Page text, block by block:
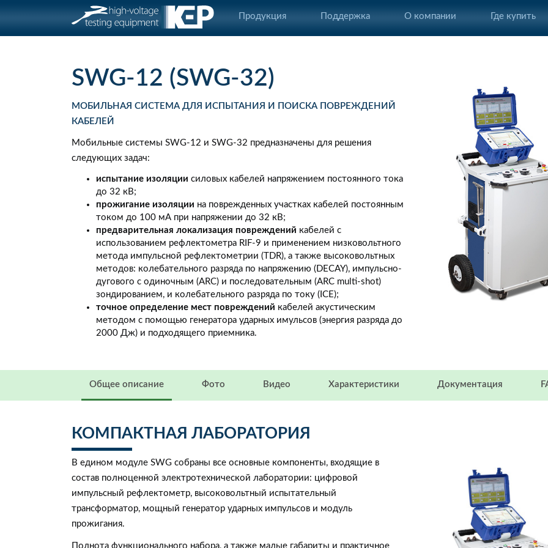
Продукция Поддержка О компании Где купить
SWG-12 (SWG-32)
МОБИЛЬНАЯ СИСТЕМА ДЛЯ ИСПЫТАНИЯ И ПОИСКА ПОВРЕЖДЕНИЙ
КАБЕЛЕЙ
Мобильные системы SWG-12 и SWG-32 предназначены для решения
следующих задач:
испытание изоляции силовых кабелей напряжением постоянного тока
до 32 кВ;
прожигание изоляции на поврежденных участках кабелей постоянным
током до 100 мА при напряжении до 32 кВ;
предварительная локализация повреждений кабелей с
использованием рефлектометра RIF-9 и применением низковольтного
метода импульсной рефлектометрии (TDR), а также высоковольтных
методов: колебательного разряда по напряжению (DECAY), импульсно-
дугового с одиночным (ARC) и последовательным (ARC multi-shot)
зондированием, и колебательного разряда по току (ICE);
точное определение мест повреждений кабелей акустическим
методом с помощью генератора ударных имульсов (энергия разряда до
2000 Дж) и подходящего приемника.
Общее описание Фото Видео Характеристики Документация
КОМПАКТНАЯ ЛАБОРАТОРИЯ
В едином модуле SWG собраны все основные компоненты, входящие в
состав полноценной электротехнической лаборатории: цифровой
импульсный рефлектометр, высоковольтный испытательный
трансформатор, мощный генератор ударных импульсов и модуль
прожигания.
Полнота функционального набора, а также малые габариты и практичное